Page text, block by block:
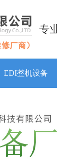
专
EDI整机设备